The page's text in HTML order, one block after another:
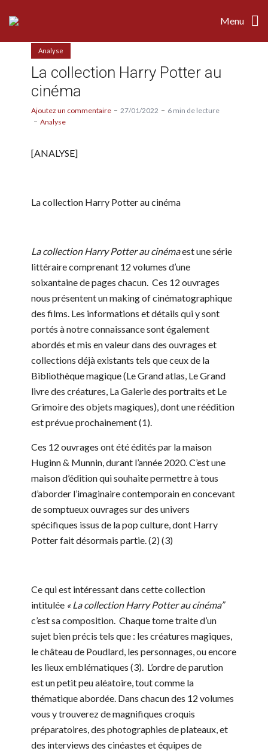
Menu
Analyse
La collection Harry Potter au
cinéma
Ajoutez un commentaire 27/01/2022
6 min de lecture
Analyse
[ANALYSE]
La collection Harry Potter au cinéma
La collection Harry Potter au cinémaest une série
littéraire comprenant 12 volumes d’une
soixantaine de pages chacun. Ces 12 ouvrages
nous présentent un making of cinématographique
des films. Les informations et détails qui y sont
portés à notre connaissance sont également
abordés et mis en valeur dans des ouvrages et
collections déjà existants tels que ceux de la
Bibliothèque magique (Le Grand atlas, Le Grand
livre des créatures, La Galerie des portraits et Le
Grimoire des objets magiques), dont une réédition
est prévue prochainement (1).
Ces 12 ouvrages ont été édités par la maison
Huginn & Munnin, durant l’année 2020. C’est une
maison d’édition qui souhaite permettre à tous
d’aborder l’imaginaire contemporain en concevant
de somptueux ouvrages sur des univers
spécifiques issus de la pop culture, dont Harry
Potter fait désormais partie. (2) (3)
Ce qui est intéressant dans cette collection
intitulée « La collection Harry Potter au cinéma”
c’est sa composition. Chaque tome traite d’un
sujet bien précis tels que : les créatures magiques,
le château de Poudlard, les personnages, ou encore
les lieux emblématiques (3). L’ordre de parution
est un petit peu aléatoire, tout comme la
thématique abordée. Dans chacun des 12 volumes
vous y trouverez de magnifiques croquis
préparatoires, des photographies de plateaux, et
des interviews des cinéastes et équipes de